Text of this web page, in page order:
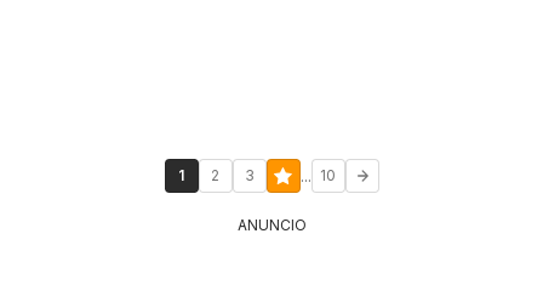
1 2 3 ... 10
ANUNCIO